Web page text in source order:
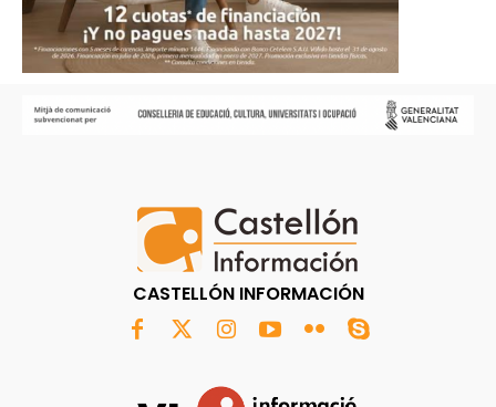
CASTELLÓN INFORMACIÓN